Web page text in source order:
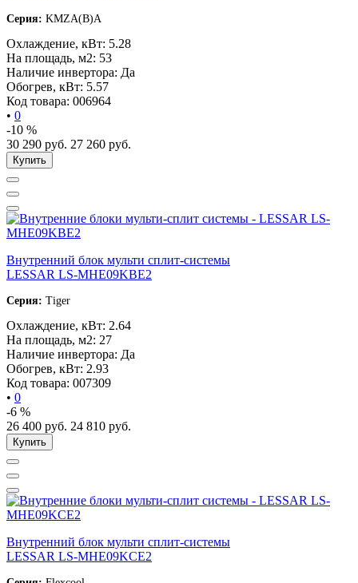
Серия: KMZA(B)A
Охлаждение, кВт: 5.28
На площадь, м2: 53
Наличие инвертора: Да
Обогрев, кВт: 5.57
Код товара: 006964
• 0
-10 %
30 290 руб. 27 260 руб.
Купить
Внутренний блок мульти сплит-системы
LESSAR LS-MHE09KBE2
Серия: Tiger
Охлаждение, кВт: 2.64
На площадь, м2: 27
Наличие инвертора: Да
Обогрев, кВт: 2.93
Код товара: 007309
• 0
-6 %
26 400 руб. 24 810 руб.
Купить
Внутренний блок мульти сплит-системы
LESSAR LS-MHE09KCE2